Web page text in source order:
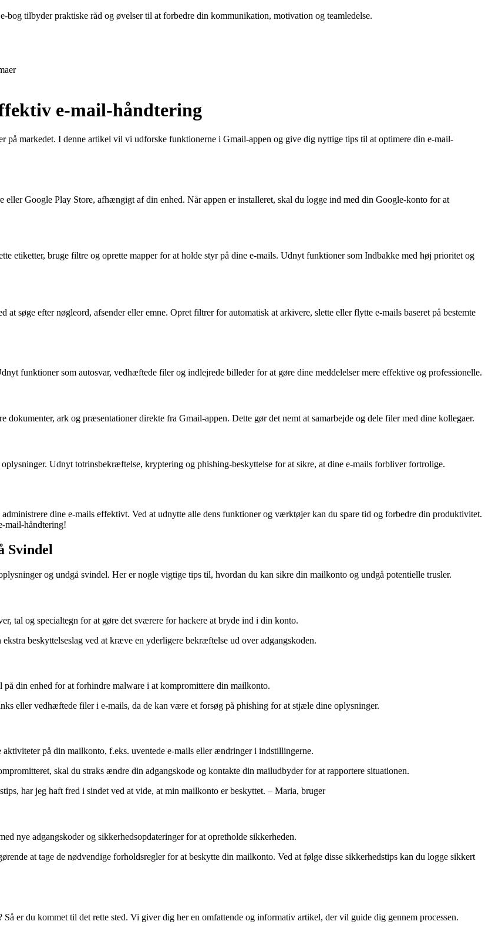
tilbyder praktiske råd og øvelser til at forbedre din kommunikation, motivation og teamledelse.
e-mail-håndtering
på markedet. I denne artikel vil vi udforske funktionerne i Gmail-appen og give dig nyttige tips til at optimere din e-mail-
Google Play Store, afhængigt af din enhed. Når appen er installeret, skal du logge ind med din Google-konto for at
etiketter, bruge filtre og oprette mapper for at holde styr på dine e-mails. Udnyt funktioner som Indbakke med høj prioritet og
søge efter nøgleord, afsender eller emne. Opret filtrer for automatisk at arkivere, slette eller flytte e-mails baseret på bestemte
funktioner som autosvar, vedhæftede filer og indlejrede billeder for at gøre dine meddelelser mere effektive og professionelle.
ark og præsentationer direkte fra Gmail-appen. Dette gør det nemt at samarbejde og dele filer med dine kollegaer.
Udnyt totrinsbekræftelse, kryptering og phishing-beskyttelse for at sikre, at dine e-mails forbliver fortrolige.
dine e-mails effektivt. Ved at udnytte alle dens funktioner og værktøjer kan du spare tid og forbedre din produktivitet.
mail-håndtering!
Svindel
og undgå svindel. Her er nogle vigtige tips til, hvordan du kan sikre din mailkonto og undgå potentielle trusler.
tal og specialtegn for at gøre det sværere for hackere at bryde ind i din konto.
beskyttelseslag ved at kræve en yderligere bekræftelse ud over adgangskoden.
din enhed for at forhindre malware i at kompromittere din mailkonto.
eller vedhæftede filer i e-mails, da de kan være et forsøg på phishing for at stjæle dine oplysninger.
på din mailkonto, f.eks. uventede e-mails eller ændringer i indstillingerne.
skal du straks ændre din adgangskode og kontakte din mailudbyder for at rapportere situationen.
har jeg haft fred i sindet ved at vide, at min mailkonto er beskyttet. – Maria, bruger
nye adgangskoder og sikkerhedsopdateringer for at opretholde sikkerheden.
at tage de nødvendige forholdsregler for at beskytte din mailkonto. Ved at følge disse sikkerhedstips kan du logge sikkert
er du kommet til det rette sted. Vi giver dig her en omfattende og informativ artikel, der vil guide dig gennem processen.